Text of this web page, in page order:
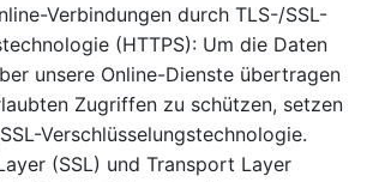
Verbindungen durch TLS-/SSL-
(HTTPS): Um die Daten
unsere Online-Dienste übertragen
Zugriffen zu schützen, setzen
Verschlüsselungstechnologie.
(SSL) und Transport Layer